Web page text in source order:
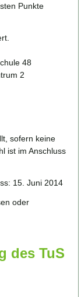
Punkte
48
2
sofern keine
ist im Anschluss
15. Juni 2014
oder
des TuS